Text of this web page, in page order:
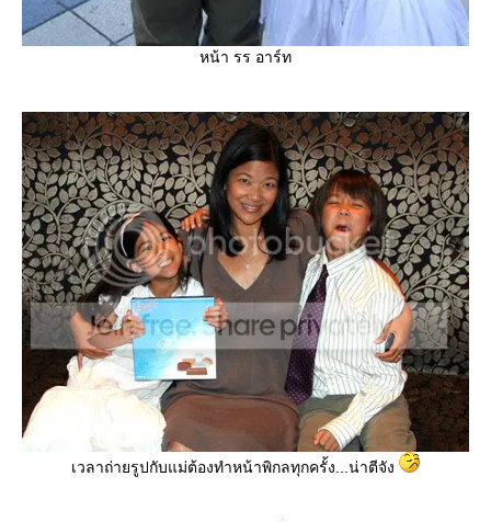
หน้า รร อาร์ท
เวลาถ่ายรูปกับแม่ต้องทำหน้าพิกลทุกครั้ง...น่าตีจัง